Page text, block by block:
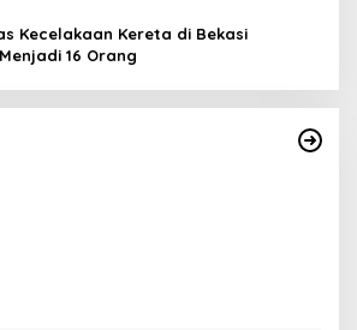
Kecelakaan Kereta di Bekasi
16 Orang